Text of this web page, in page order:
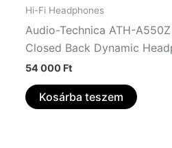
Hi-Fi Headphones
Audio-Technica ATH-
Closed Back Dynamic
54 000 Ft
Kosárba teszem